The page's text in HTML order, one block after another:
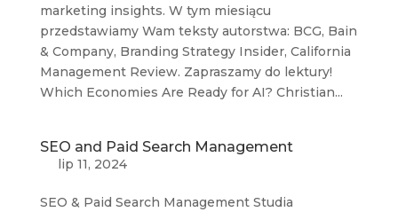
marketing insights. W tym miesiącu
przedstawiamy Wam teksty autorstwa: BCG, Bain
& Company, Branding Strategy Insider, California
Management Review. Zapraszamy do lektury!
Which Economies Are Ready for AI? Christian...
SEO and Paid Search Management
lip 11, 2024
SEO & Paid Search Management Studia